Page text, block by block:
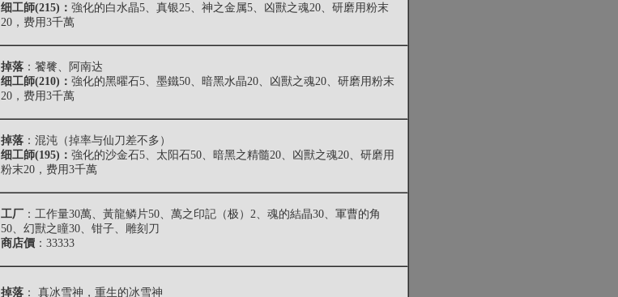
细工師(215)： 強化的白水晶5、真银25、神之金属5、凶獸之魂20、研磨用粉末
20，费用3千萬
掉落 ：饕餮、阿南达
细工師(210)： 強化的黑曜石5、墨鐵50、暗黑水晶20、凶獸之魂20、研磨用粉末
20，费用3千萬
掉落 ：混沌（掉率与仙刀差不多）
细工師(195)： 強化的沙金石5、太阳石50、暗黑之精髓20、凶獸之魂20、研磨用
粉末20，费用3千萬
工厂 ：工作量30萬、黃龍鳞片50、萬之印記（极）2、魂的結晶30、軍曹的角
50、幻獸之瞳30、钳子、雕刻刀
商店價 ：33333
掉落 ： 真冰雪神，重生的冰雪神